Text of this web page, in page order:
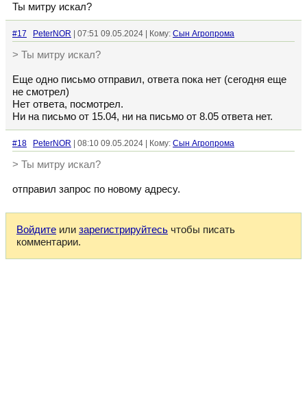
Ты митру искал?
#17 PeterNOR | 07:51 09.05.2024 | Кому: Сын Агропрома
> Ты митру искал?
Еще одно письмо отправил, ответа пока нет (сегодня еще
не смотрел)
Нет ответа, посмотрел.
Ни на письмо от 15.04, ни на письмо от 8.05 ответа нет.
#18 PeterNOR | 08:10 09.05.2024 | Кому: Сын Агропрома
> Ты митру искал?
отправил запрос по новому адресу.
Войдите или зарегистрируйтесь чтобы писать
комментарии.